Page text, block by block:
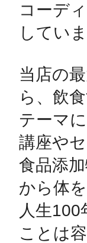
コーデ
していま
当店の
ら、飲
テーマ
講座や
食品添
から体
人生
ことは